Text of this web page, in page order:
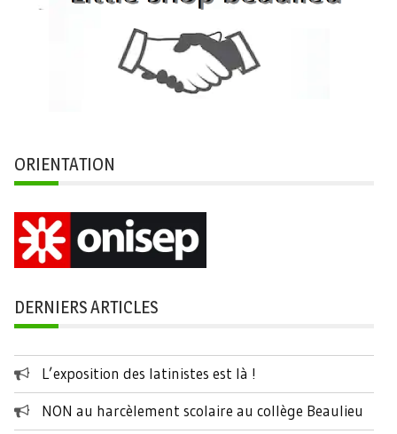
ORIENTATION
DERNIERS ARTICLES
L’exposition des latinistes est là !
NON au harcèlement scolaire au collège Beaulieu